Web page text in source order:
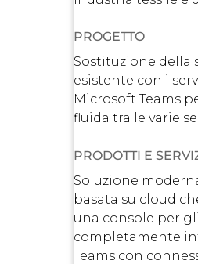
PROGETTO
Sostituzione della
esistente con i
Microsoft Teams
fluida tra le varie
PRODOTTI E
Soluzione
basata su cloud
una console per
completamente
Teams con